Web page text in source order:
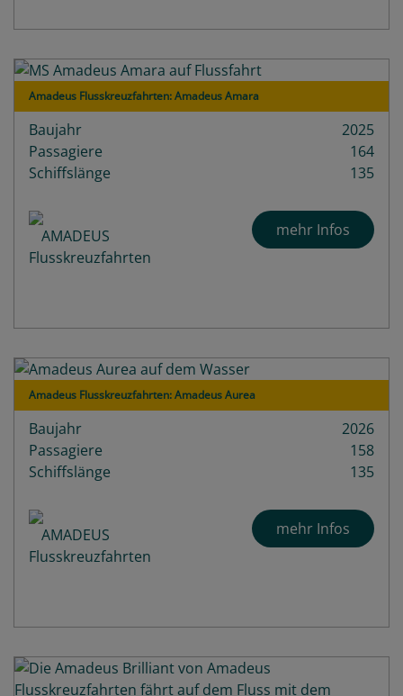
Amadeus Flusskreuzfahrten: Amadeus Amara
Baujahr
2025
Passagiere
164
Schiffslänge
135
mehr Infos
Amadeus Flusskreuzfahrten: Amadeus Aurea
Baujahr
2026
Passagiere
158
Schiffslänge
135
mehr Infos